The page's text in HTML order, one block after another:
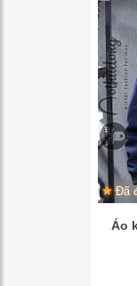
Đã
Áo